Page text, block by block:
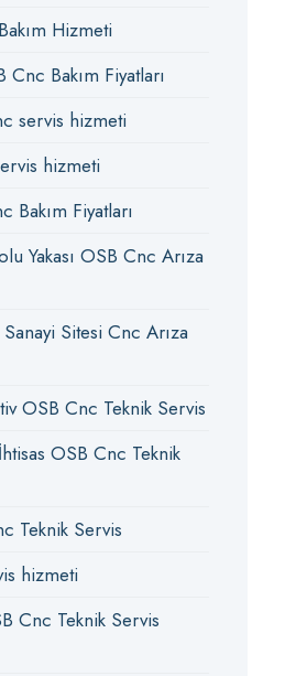
Hizmeti
Bakım Fiyatları
servis hizmeti
hizmeti
Bakım Fiyatları
Yakası OSB Cnc Arıza
Sitesi Cnc Arıza
OSB Cnc Teknik Servis
OSB Cnc Teknik
Teknik Servis
hizmeti
Cnc Teknik Servis